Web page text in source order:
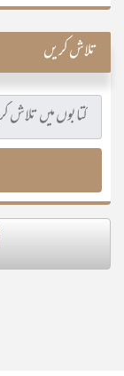
تلاش کریں